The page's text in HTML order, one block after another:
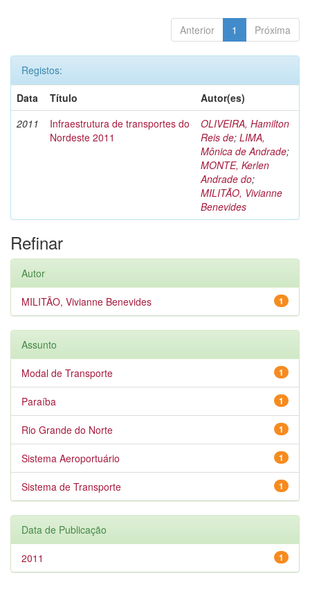
Anterior 1 Próxima
Registos:
Data
Título
Autor(es)
2011
Infraestrutura de transportes do
Nordeste 2011
OLIVEIRA, Hamilton
Reis de; LIMA,
Mônica de Andrade;
MONTE, Kerlen
Andrade do;
MILITÃO, Vivianne
Benevides
Refinar
Autor
1
MILITÃO, Vivianne Benevides
Assunto
1
Modal de Transporte
1
Paraíba
1
Rio Grande do Norte
1
Sistema Aeroportuário
1
Sistema de Transporte
Data de Publicação
1
2011